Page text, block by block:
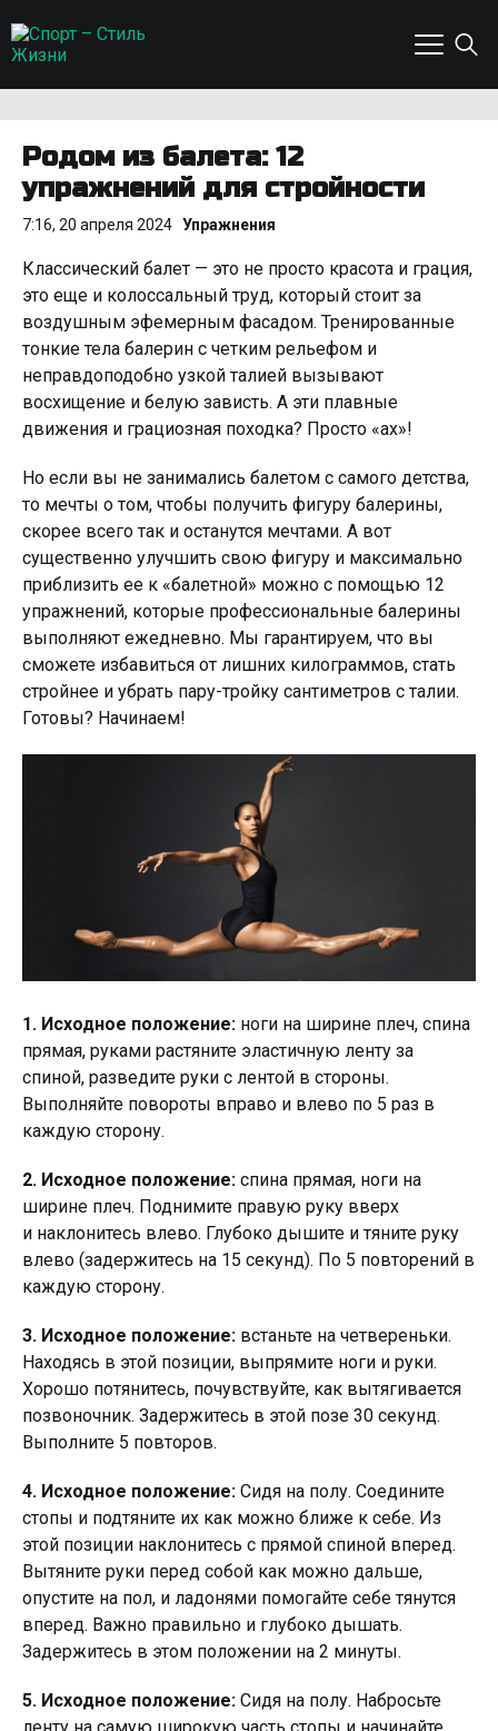
Родом из балета: 12
упражнений для стройности
7:16, 20 апреля 2024 Упражнения
Классический балет — это не просто красота и грация,
это еще и колоссальный труд, который стоит за
воздушным эфемерным фасадом. Тренированные
тонкие тела балерин с четким рельефом и
неправдоподобно узкой талией вызывают
восхищение и белую зависть. А эти плавные
движения и грациозная походка? Просто «ах»!
Но если вы не занимались балетом с самого детства,
то мечты о том, чтобы получить фигуру балерины,
скорее всего так и останутся мечтами. А вот
существенно улучшить свою фигуру и максимально
приблизить ее к «балетной» можно с помощью 12
упражнений, которые профессиональные балерины
выполняют ежедневно. Мы гарантируем, что вы
сможете избавиться от лишних килограммов, стать
стройнее и убрать пару-тройку сантиметров с талии.
Готовы? Начинаем!
1. Исходное положение: ноги на ширине плеч, спина
прямая, руками растяните эластичную ленту за
спиной, разведите руки с лентой в стороны.
Выполняйте повороты вправо и влево по 5 раз в
каждую сторону.
2. Исходное положение: спина прямая, ноги на
ширине плеч. Поднимите правую руку вверх
и наклонитесь влево. Глубоко дышите и тяните руку
влево (задержитесь на 15 секунд). По 5 повторений в
каждую сторону.
3. Исходное положение: встаньте на четвереньки.
Находясь в этой позиции, выпрямите ноги и руки.
Хорошо потянитесь, почувствуйте, как вытягивается
позвоночник. Задержитесь в этой позе 30 секунд.
Выполните 5 повторов.
4. Исходное положение: Сидя на полу. Соедините
стопы и подтяните их как можно ближе к себе. Из
этой позиции наклонитесь с прямой спиной вперед.
Вытяните руки перед собой как можно дальше,
опустите на пол, и ладонями помогайте себе тянутся
вперед. Важно правильно и глубоко дышать.
Задержитесь в этом положении на 2 минуты.
5. Исходное положение: Сидя на полу. Набросьте